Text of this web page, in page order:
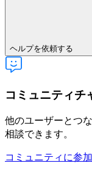
ヘルプを依頼する
コミュニティチ
他のユーザーとつ
相談できます。
コミュニティに参加